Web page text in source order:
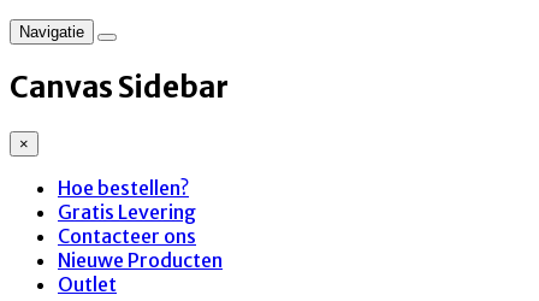
Navigatie
Canvas Sidebar
×
Hoe bestellen?
Gratis Levering
Contacteer ons
Nieuwe Producten
Outlet